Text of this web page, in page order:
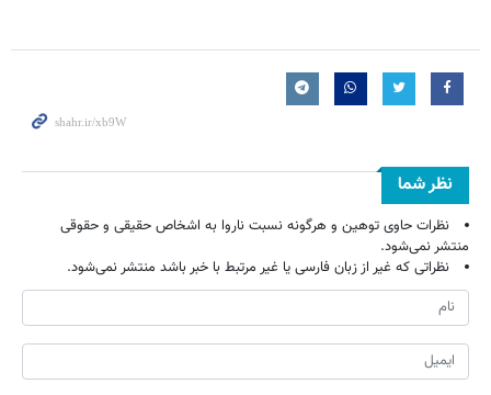
نظر شما
نظرات حاوی توهین و هرگونه نسبت ناروا به اشخاص حقیقی و حقوقی
منتشر نمی‌شود.
نظراتی که غیر از زبان فارسی یا غیر مرتبط با خبر باشد منتشر نمی‌شود.